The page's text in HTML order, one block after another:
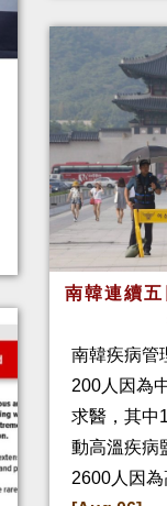
南韓連續
南韓疾病管
200人因為
求醫，其中
動高溫疾病
2600人因